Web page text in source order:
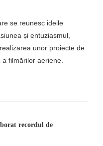
se reunesc ideile
și entuziasmul,
unor proiecte de
filmărilor aeriene.
recordul de